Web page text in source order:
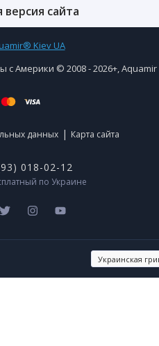
версия сайта
с Америки © 2008 - 2026+,
данных | Карта сайта
018-02-12
по Украине